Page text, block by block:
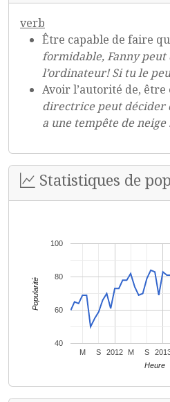
verb
Être capable de faire
formidable, Fanny peut
l’ordinateur! Si tu le
Avoir l’autorité de, être
directrice peut décider
a une tempête de neige
Statistiques de
2012
M S M S
40
60
80
100
Heure
Popularité